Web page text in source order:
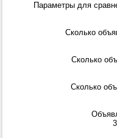
Параметры для
Сколько
Сколько
Сколько